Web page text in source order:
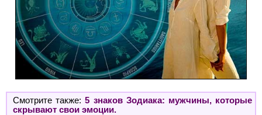
Смотрите также:5 знаков Зодиака: мужчины, которые
скрывают свои эмоции.